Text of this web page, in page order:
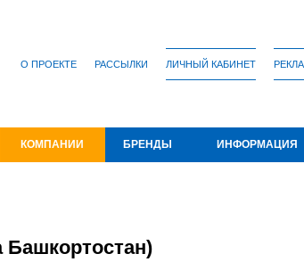
О ПРОЕКТЕ РАССЫЛКИ ЛИЧНЫЙ КАБИНЕТ
КОМПАНИИ БРЕНДЫ ИНФОРМАЦИЯ